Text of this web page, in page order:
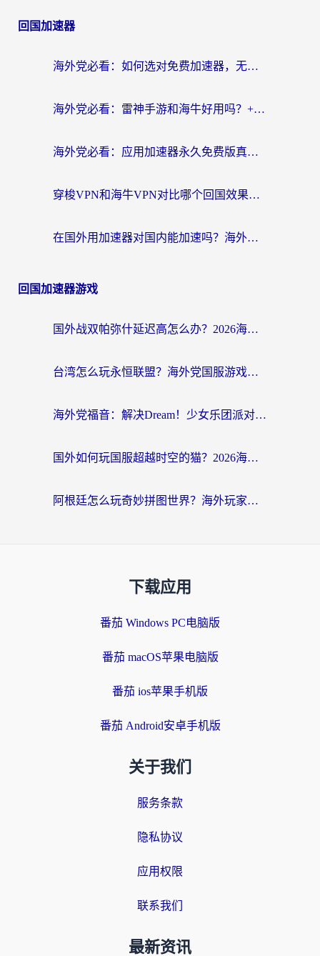
回国加速器
海外党必看：如何选对免费加速器，无缝访问国内资源不踩坑？
海外党必看：雷神手游和海牛好用吗？+3款热门加速器实测对比，附番茄加速器无缝回国指南
海外党必看：应用加速器永久免费版真的存在吗？教你选对回国加速器无缝刷国内资源
穿梭VPN和海牛VPN对比哪个回国效果更好？海外华人亲测3款热门加速器+避坑指南
在国外用加速器对国内能加速吗？海外党亲测有效的无缝访问指南
回国加速器游戏
国外战双帕弥什延迟高怎么办？2026海外畅玩国服游戏终极指南（附实测工具推荐）
台湾怎么玩永恒联盟？海外党国服游戏加速器选择全攻略（附3大热门游戏实测）
海外党福音：解决Dream！少女乐团派对！国外延迟的实用指南，附北美英国游戏加速方案
国外如何玩国服超越时空的猫？2026海外党必看的加速器选择指南
阿根廷怎么玩奇妙拼图世界？海外玩家国服游戏加速全攻略（附帕斯卡契约战舰少女解决方案）
下载应用
番茄 Windows PC电脑版
番茄 macOS苹果电脑版
番茄 ios苹果手机版
番茄 Android安卓手机版
关于我们
服务条款
隐私协议
应用权限
联系我们
最新资讯